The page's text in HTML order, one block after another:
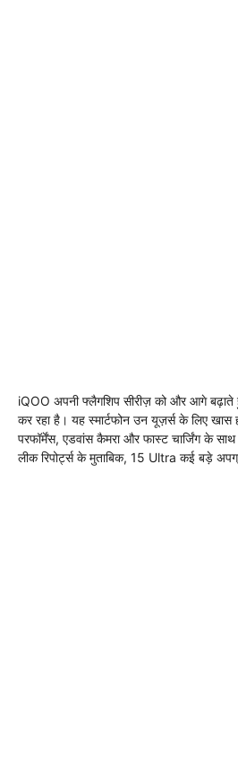
iQOO अपनी फ्लैगशिप सीरीज़ को और आगे
कर रहा है। यह स्मार्टफोन उन यूज़र्स के लिए
परफॉर्मेंस, एडवांस कैमरा और फास्ट चार्जिंग के
लीक रिपोर्ट्स के मुताबिक, 15 Ultra कई बड़े